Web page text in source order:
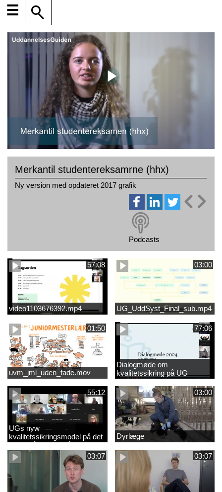
☰
Merkantil studentereksamrne (hhx)
Ny version med opdateret 2017 grafik
Podcasts
57:08
video1103676392.mp4
03:00
UG_UddSyst_Final_sub.mp4
01:50
uvm_jml_uden_fade.mov
77:06
Dialogmøde om
kvalitetssikring på UG
55:12
UGs nyw
kvalitetssikringsmodel på det
videregående område
03:00
Dyrlæge
03:07 03:07